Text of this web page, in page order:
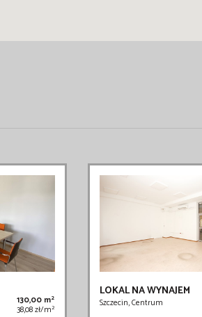
130,00 m2
38,08 zł/m2
LOKAL NA WYNAJEM
Szczecin, Centrum